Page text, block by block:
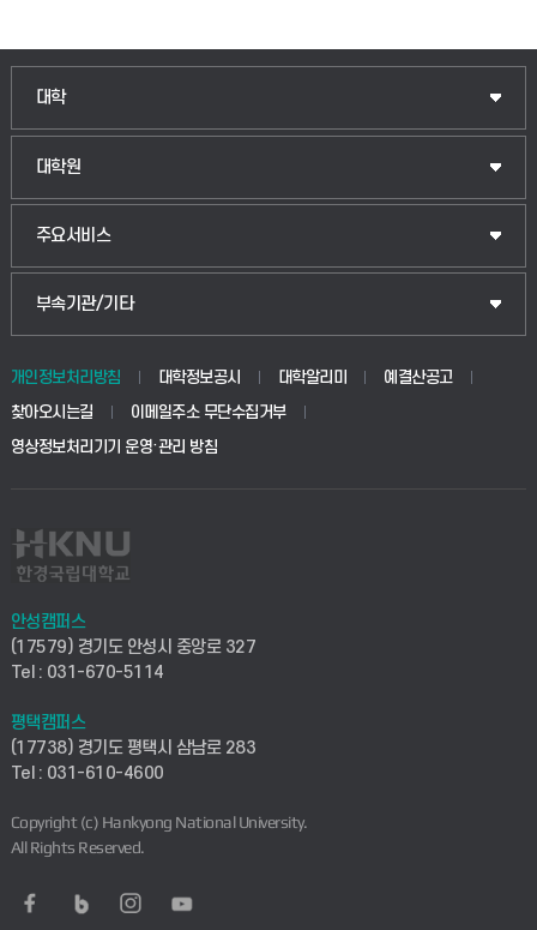
대학
인문융합공공인재학부
법경영학부
생명공학부
사회안전시스템공학부
컴퓨터응용수학부
ICT로봇기계공학부
전자전기공학부
디자인건축융합학부
AI융합학부
대학원
일반대학원
산업대학원
공공정책대학원
교육대학원
주요서비스
입학안내
웹메일
학사시스템(전문학사 및 전공심화)
사이버캠퍼스(전문학사 및 전공심화)
시설바로처리서비스
연구실안전관리시스템
산학연구관리시스템
찾아오시는길(평택)
통학버스안내(안성)
부속기관/기타
중앙도서관
학생생활관(안성)
산학협력단
취업지원센터
창업지원센터
현장실습지원센터
개인정보처리방침 대학정보공시 대학알리미
예결산공고
찾아오시는길
이메일주소 무단수집거부
영상정보처리기기 운영·관리 방침
안성캠퍼스
(17579) 경기도 안성시 중앙로 327
Tel : 031-670-5114
평택캠퍼스
(17738) 경기도 평택시 삼남로 283
Tel : 031-610-4600
Copyright (c) Hankyong National University.
All Rights Reserved.